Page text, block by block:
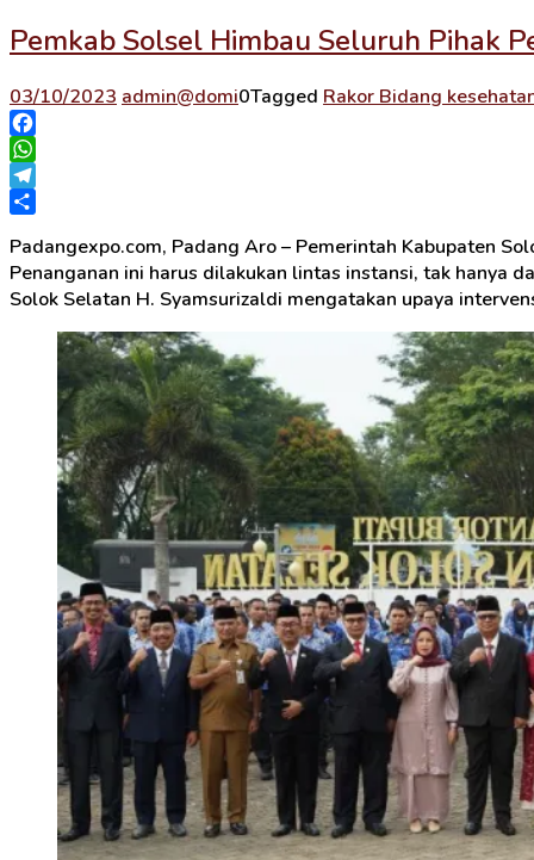
Pemkab Solsel Himbau Seluruh Pihak
03/10/2023 admin@domi0Tagged Rakor Bidang
Facebook
WhatsApp
Telegram
Padangexpo.com, Padang Aro – Pemerintah Kabupaten
Penanganan ini harus dilakukan lintas instansi, tak hanya
Solok Selatan H. Syamsurizaldi mengatakan upaya